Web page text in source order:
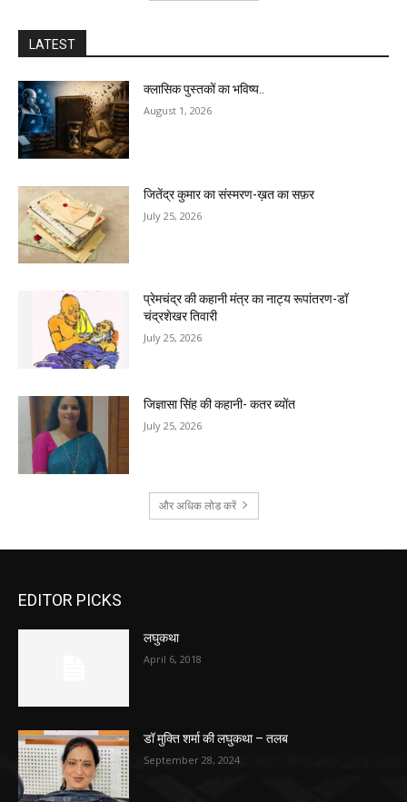
LATEST
क्लासिक पुस्तकों का भविष्य..
August 1, 2026
जितेंद्र कुमार का संस्मरण-ख़त का सफ़र
July 25, 2026
प्रेमचंद्र की कहानी मंत्र का नाट्य रूपांतरण-डॉ
चंद्रशेखर तिवारी
July 25, 2026
जिज्ञासा सिंह की कहानी- कतर ब्योंत
July 25, 2026
और अधिक लोड करें
EDITOR PICKS
लघुकथा
April 6, 2018
डॉ मुक्ति शर्मा की लघुकथा – तलब
September 28, 2024